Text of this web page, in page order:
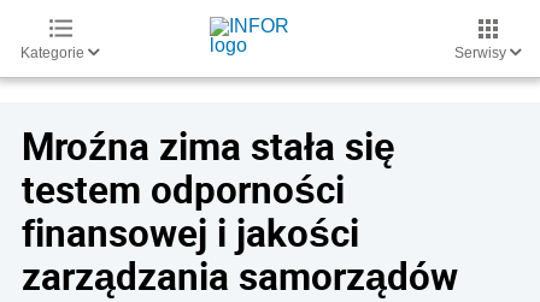
Kategorie Serwisy
Mroźna zima stała się
testem odporności
finansowej i jakości
zarządzania samorządów